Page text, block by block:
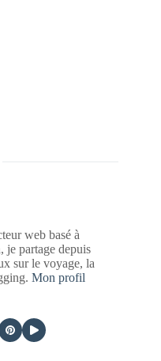
web basé à
je partage depuis
sur le voyage, la
Mon profil